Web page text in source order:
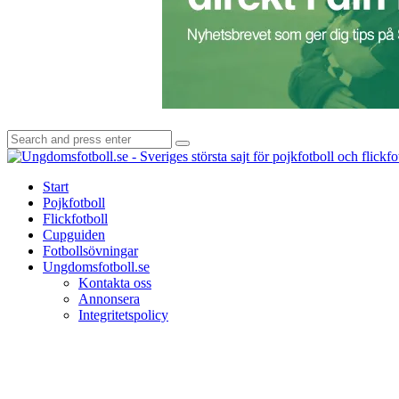
Search
for:
Search
Start
Pojkfotboll
Flickfotboll
Cupguiden
Fotbollsövningar
Ungdomsfotboll.se
Kontakta oss
Annonsera
Integritetspolicy